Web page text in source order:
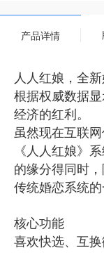
产品详情
人人红娘，全
根据权威数据
经济的红利。
虽然现在互联
《人人红娘》
的缘分得同时，
传统婚恋系统
核心功能
喜欢快选、互